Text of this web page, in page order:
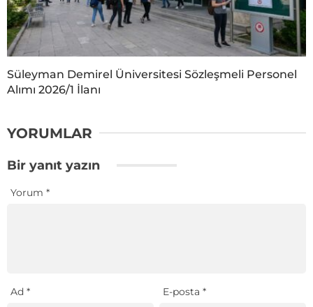
Süleyman Demirel Üniversitesi Sözleşmeli Personel
Alımı 2026/1 İlanı
YORUMLAR
Bir yanıt yazın
Yorum *
Ad * E-posta*